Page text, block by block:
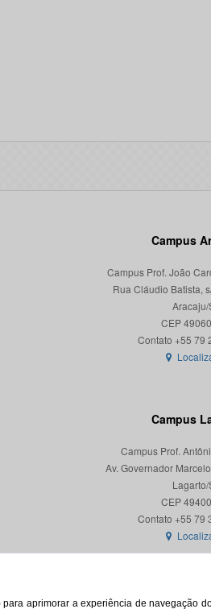
aprimorar a experiência de navegação
Campus
Campus Prof. João
Rua Cláudio Batista,
Aracaju/
CEP
Campus
Campus Prof.
Av. Governador
Lagarto/
CEP